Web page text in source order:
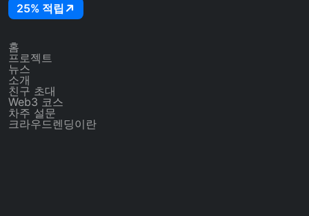
25% 적립
홈
프로젝트
뉴스
소개
친구 초대
Web3 코스
차주 설문
크라우드렌딩이란